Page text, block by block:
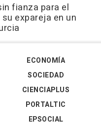
fianza para el
expareja en un
ECONOMÍA
SOCIEDAD
CIENCIAPLUS
PORTALTIC
EPSOCIAL